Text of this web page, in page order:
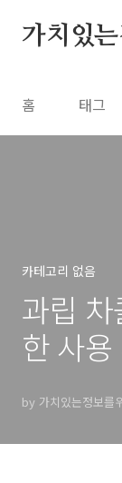
가치있
홈 태그
카테고리 없음
과립
한 사용
by 가치있는정보를